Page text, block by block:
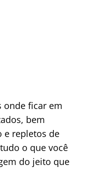
onde ficar em
bem
e repletos de
o que você
do jeito que